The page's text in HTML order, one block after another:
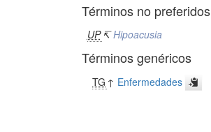
Términos no preferidos
UP ↸Hipoacusia
Términos genéricos
TG ↑ Enfermedades